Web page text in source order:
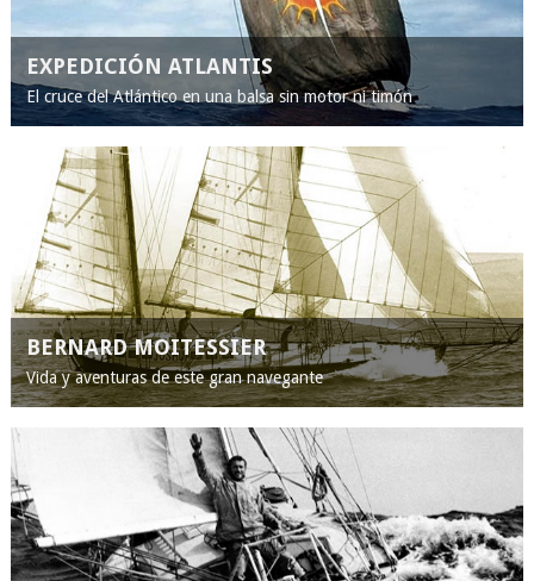
EXPEDICIÓN ATLANTIS
El cruce del Atlántico en una balsa sin motor ni timón
BERNARD MOITESSIER
Vida y aventuras de este gran navegante